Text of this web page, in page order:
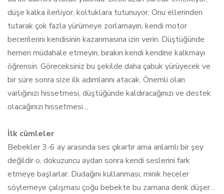
düşe kalka ilerliyor, koltuklara tutunuyor. Onu ellerinden
tutarak çok fazla yürümeye zorlamayın, kendi motor
becerilerini kendisinin kazanmasına izin verin. Düştüğünde
hemen müdahale etmeyin, bırakın kendi kendine kalkmayı
öğrensin. Göreceksiniz bu şekilde daha çabuk yürüyecek ve
bir süre sonra size ilk adımlarını atacak. Önemli olan
varlığınızı hissetmesi, düştüğünde kaldıracağınızı ve destek
olacağınızı hissetmesi…
İlk cümleler
Bebekler 3-6 ay arasında ses çıkartır ama anlamlı bir şey
değildir o, dokuzuncu aydan sonra kendi seslerini fark
etmeye başlarlar. Dudağını kullanması, minik heceler
söylemeye çalışması çoğu bebekte bu zamana denk düşer…